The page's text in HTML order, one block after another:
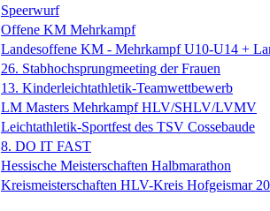
Speerwurf
Offene KM Mehrkampf
Landesoffene KM - Mehrkampf U10-U14 +
26. Stabhochsprungmeeting der Frauen
13. Kinderleichtathletik-Teamwettbewerb
LM Masters Mehrkampf HLV/SHLV/LVMV
Leichtathletik-Sportfest des TSV Cossebaude
8. DO IT FAST
Hessische Meisterschaften Halbmarathon
Kreismeisterschaften HLV-Kreis Hofgeismar